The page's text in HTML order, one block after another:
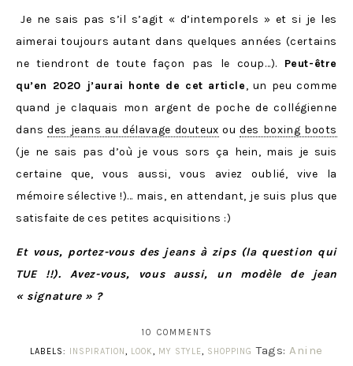
Je ne sais pas s’il s’agit « d’intemporels » et si je les
aimerai toujours autant dans quelques années (certains
ne tiendront de toute façon pas le coup…). Peut-être
qu’en 2020 j’aurai honte de cet article, un peu comme
quand je claquais mon argent de poche de collégienne
dansdes jeans au délavage douteux oudes boxing boots
(je ne sais pas d’où je vous sors ça hein, mais je suis
certaine que, vous aussi, vous aviez oublié, vive la
mémoire sélective !)… mais, en attendant, je suis plus que
satisfaite de ces petites acquisitions :)
Et vous, portez-vous des jeans à zips (la question qui
TUE !!). Avez-vous, vous aussi, un modèle de jean
« signature » ?
10 COMMENTS
LABELS:
INSPIRATION, LOOK, MY STYLE, SHOPPING Tags:Anine